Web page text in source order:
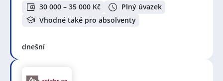
30 000 – 35 000 Kč
Plný úvazek
Vhodné také pro absolventy
dnešní